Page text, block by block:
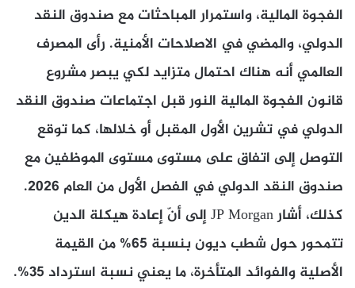
الفجوة المالية، واستمرار المباحثات مع صندوق النقد
الدولي، والمضي في الاصلاحات الأمنية. رأى المصرف
العالمي أنه هناك احتمال متزايد لكي يبصر مشروع
قانون الفجوة المالية النور قبل اجتماعات صندوق النقد
الدولي في تشرين الأول المقبل أو خلالها، كما توقع
التوصل إلى اتفاق على مستوى مستوى الموظفين مع
صندوق النقد الدولي في الفصل الأول من العام 2026.
كذلك، أشار JP Morgan إلى أنّ إعادة هيكلة الدين
تتمحور حول شطب ديون بنسبة 65% من القيمة
الأصلية والفوائد المتأخرة، ما يعني نسبة استرداد 35%.